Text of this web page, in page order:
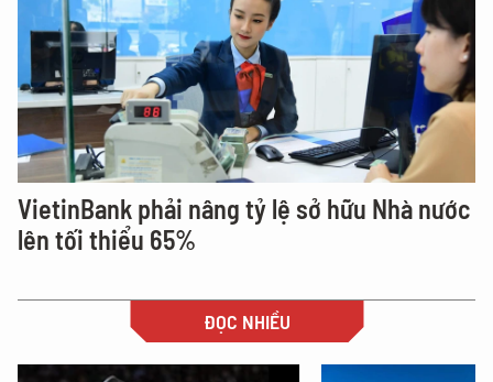
VietinBank phải nâng tỷ lệ sở hữu Nhà nước
lên tối thiểu 65%
ĐỌC NHIỀU